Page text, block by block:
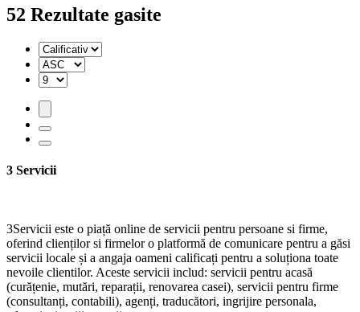
52 Rezultate gasite
3 Servicii
3Servicii este o piață online de servicii pentru persoane si firme,
oferind clienților si firmelor o platformă de comunicare pentru a găsi
servicii locale și a angaja oameni calificați pentru a soluționa toate
nevoile clientilor. Aceste servicii includ: servicii pentru acasă
(curățenie, mutări, reparații, renovarea casei), servicii pentru firme
(consultanți, contabili), agenți, traducători, ingrijire personala,